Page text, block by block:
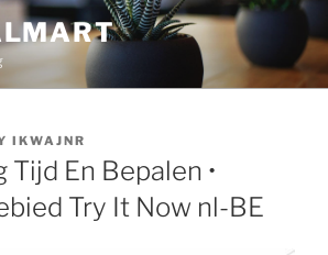
IKWAJNR
En Bepalen •
Try It Now nl-BE